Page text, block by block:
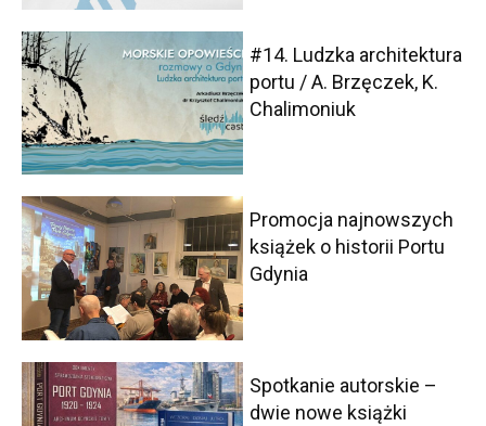
#14. Ludzka architektura
portu / A. Brzęczek, K.
Chalimoniuk
Promocja najnowszych
książek o historii Portu
Gdynia
Spotkanie autorskie –
dwie nowe książki